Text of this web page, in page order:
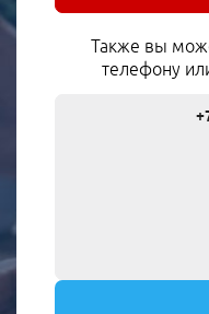
Также вы
телефону